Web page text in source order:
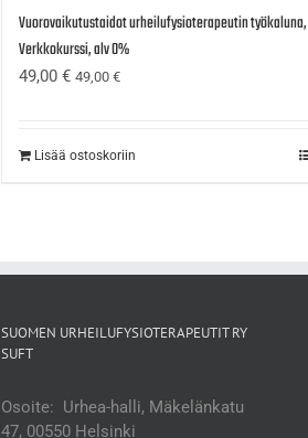
Vuorovaikutustaidot urheilufysioterapeutin työkaluna,
Verkkokurssi, alv 0%
49,00 € 49,00 €
Lisää ostoskoriin
SUOMEN URHEILUFYSIOTERAPEUTIT RY
SUFT
Osoite: Urhea-halli, Mäkelänkatu
47, 00550 Helsinki